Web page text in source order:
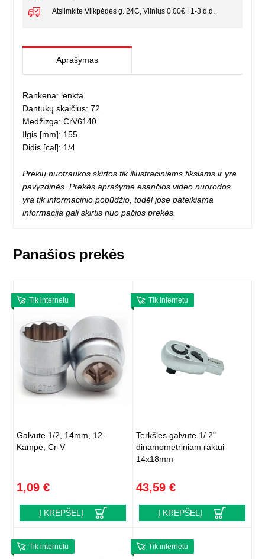
Atsiimkite Vilkpėdės g. 24C, Vilnius 0.00€ | 1-3 d.d.
Aprašymas
Rankena: lenkta
Dantukų skaičius: 72
Medžizga: CrV6140
Ilgis [mm]: 155
Didis [cal]: 1/4
Prekių nuotraukos skirtos tik iliustraciniams tikslams ir yra
pavyzdinės. Prekės aprašyme esančios video nuorodos
yra tik informacinio pobūdžio, todėl jose pateikiama
informacija gali skirtis nuo pačios prekės.
Panašios prekės
Tik internetu
Galvutė 1/2, 14mm, 12-
Kampė, Cr-V
1,09 €
Į KREPŠELĮ
Tik internetu
Terkšlės galvutė 1/ 2"
dinamometriniam raktui
14x18mm
43,59 €
Į KREPŠELĮ
Tik internetu Tik internetu